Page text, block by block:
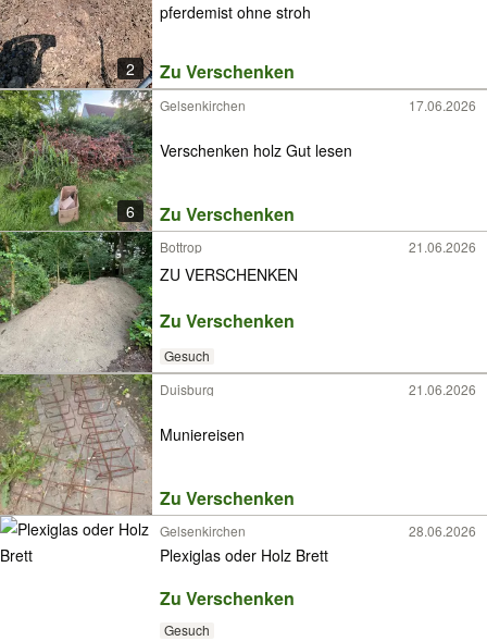
2
pferdemist ohne stroh
Zu Verschenken
6
Gelsenkirchen 17.06.2026
Verschenken holz Gut lesen
Zu Verschenken
Bottrop 21.06.2026
ZU VERSCHENKEN
Zu Verschenken
Gesuch
Duisburg
21.06.2026
Muniereisen
Zu Verschenken
Gelsenkirchen 28.06.2026
Plexiglas oder Holz Brett
Zu Verschenken
Gesuch